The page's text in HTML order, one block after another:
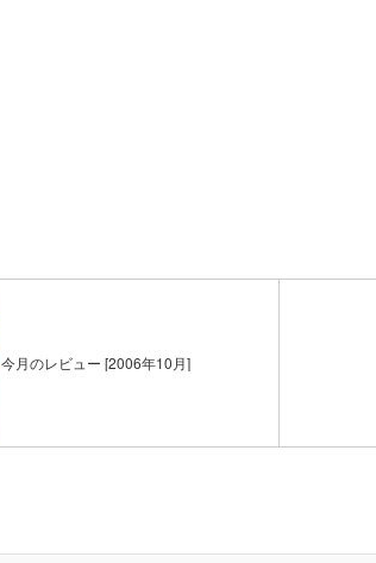
今月のレビュー [2006年10月]